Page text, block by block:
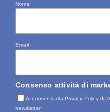
Nome
Email*
Consenso attività di
Acconsenti alla Privacy Policy di
newsletter